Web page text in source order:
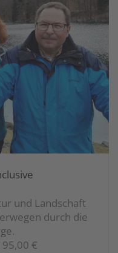
und Landschaft
durch die
€